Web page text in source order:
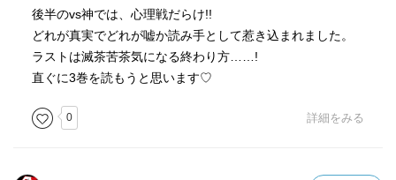
後半のvs神では、心理戦だらけ!!
どれが真実でどれが嘘か読み手として惹き込まれました。
ラストは滅茶苦茶気になる終わり方……!
直ぐに3巻を読もうと思います♡
0 詳細をみる